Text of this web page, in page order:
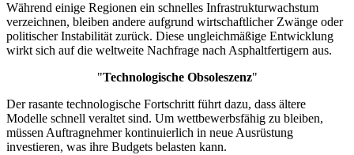
Während einige Regionen ein schnelles Infrastrukturwachstum
verzeichnen, bleiben andere aufgrund wirtschaftlicher Zwänge oder
politischer Instabilität zurück. Diese ungleichmäßige Entwicklung
wirkt sich auf die weltweite Nachfrage nach Asphaltfertigern aus.
"Technologische Obsoleszenz"
Der rasante technologische Fortschritt führt dazu, dass ältere
Modelle schnell veraltet sind. Um wettbewerbsfähig zu bleiben,
müssen Auftragnehmer kontinuierlich in neue Ausrüstung
investieren, was ihre Budgets belasten kann.